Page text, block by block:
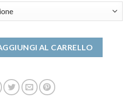
AL CARRELLO